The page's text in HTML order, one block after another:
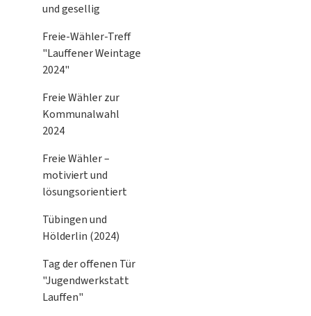
und gesellig
Freie-Wähler-Treff
"Lauffener Weintage
2024"
Freie Wähler zur
Kommunalwahl
2024
Freie Wähler –
motiviert und
lösungsorientiert
Tübingen und
Hölderlin (2024)
Tag der offenen Tür
"Jugendwerkstatt
Lauffen"